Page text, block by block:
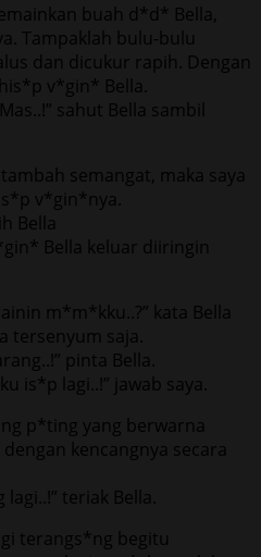
buah d*d* Bella,
Tampaklah bulu-bulu
dan dicukur rapih. Dengan
v*gin* Bella.
sahut Bella sambil
semangat, maka saya
v*gin*nya.
Bella
Bella keluar diiringin
m*m*kku..?” kata Bella
tersenyum saja.
pinta Bella.
is*p lagi..!” jawab saya.
p*ting yang berwarna
kencangnya secara
lagi..!” teriak Bella.
terangs*ng begitu